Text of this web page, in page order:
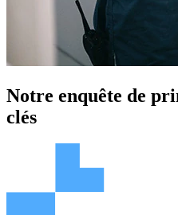
Notre enquête de
clés